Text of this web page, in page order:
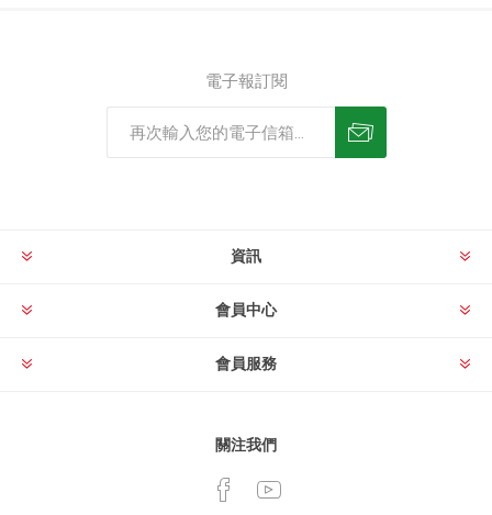
電子報訂閱
資訊
會員中心
會員服務
關注我們